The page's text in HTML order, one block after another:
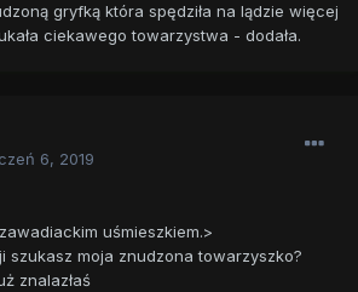
gryfką która spędziła na lądzie więcej
ciekawego towarzystwa - dodała.
6, 2019
uśmieszkiem.>
szukasz moja znudzona towarzyszko?
znalazłaś